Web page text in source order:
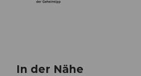
In der Nähe